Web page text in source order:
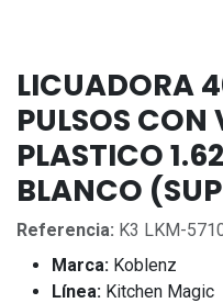
LICUADORA
PULSOS CON
PLASTICO
BLANCO
Referencia: K3 LKM-
Marca: Koblenz
Línea: Kitchen Magic